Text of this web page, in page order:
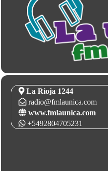
La Rioja 1244
radio@fmlaunica.com
www.fmlaunica.com
+5492804705231